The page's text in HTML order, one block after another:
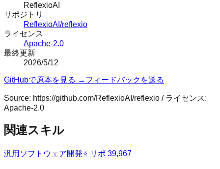
ReflexioAI
リポジトリ
ReflexioAI/reflexio
ライセンス
Apache-2.0
最終更新
2026/5/12
GitHubで原本を見る → フィードバックを送る
Source: https://github.com/ReflexioAI/reflexio / ライセンス:
Apache-2.0
関連スキル
汎用 ソフトウェア開発⭐ リポ 39,967